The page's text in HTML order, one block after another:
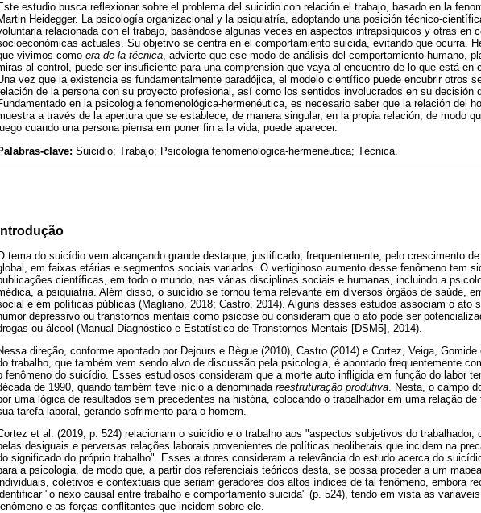
estudio busca reflexionar sobre el problema del suicidio con relación el trabajo, basado en la
Heidegger. La psicología organizacional y la psiquiatría, adoptando una posición técnico-
relacionada con el trabajo, basándose algunas veces en aspectos intrapsíquicos y otras en
actuales. Su objetivo se centra en el comportamiento suicida, evitando que ocurra.
vivimos como era de la técnica, advierte que ese modo de análisis del comportamiento humano,
al control, puede ser insuficiente para una comprensión que vaya al encuentro de lo que está en
vez que la existencia es fundamentalmente paradójica, el modelo científico puede encubrir otros
de la persona con su proyecto profesional, así como los sentidos involucrados en su decisión
en la psicologia fenomenológica-hermenéutica, es necesario saber que la relación del
a través de la apertura que se establece, de manera singular, en la propia relación, de modo
cuando una persona piensa em poner fin a la vida, puede aparecer.
clave: Suicidio; Trabajo; Psicologia fenomenológica-hermenéutica; Técnica.
Introdução
tema do suicídio vem alcançando grande destaque, justificado, frequentemente, pelo crescimento
em faixas etárias e segmentos sociais variados. O vertiginoso aumento desse fenômeno tem
científicas, em todo o mundo, nas várias disciplinas sociais e humanas, incluindo a
a psiquiatria. Além disso, o suicídio se tornou tema relevante em diversos órgãos de saúde,
e em políticas públicas (Magliano, 2018; Castro, 2014). Alguns desses estudos associam o ato
depressivo ou transtornos mentais como psicose ou consideram que o ato pode ser
ou álcool (Manual Diagnóstico e Estatístico de Transtornos Mentais [DSM5], 2014).
direção, conforme apontado por Dejours e Bègue (2010), Castro (2014) e Cortez, Veiga,
trabalho, que também vem sendo alvo de discussão pela psicologia, é apontado frequentemente
fenômeno do suicídio. Esses estudiosos consideram que a morte auto infligida em função do labor
de 1990, quando também teve início a denominada reestruturação produtiva . Nesta, o campo
uma lógica de resultados sem precedentes na história, colocando o trabalhador em uma relação
tarefa laboral, gerando sofrimento para o homem.
et al. (2019, p. 524) relacionam o suicídio e o trabalho aos "aspectos subjetivos do trabalhador,
desiguais e perversas relações laborais provenientes de políticas neoliberais que incidem na
significado do próprio trabalho". Esses autores consideram a relevância do estudo acerca do
a psicologia, de modo que, a partir dos referenciais teóricos desta, se possa proceder a um
coletivos e contextuais que seriam geradores dos altos índices de tal fenômeno, embora
"o nexo causal entre trabalho e comportamento suicida" (p. 524), tendo em vista as
e as forças conflitantes que incidem sobre ele.